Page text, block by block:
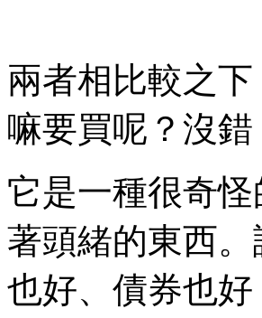
兩者相比較之
嘛要買呢？沒
它是一種很奇
著頭緒的東西
也好、債券也